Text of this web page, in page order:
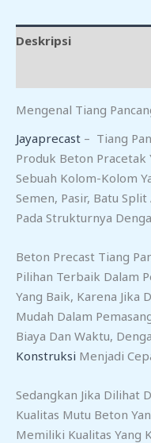
Deskripsi
Mengenal Tiang
Jayaprecast – Tiang
Produk Beton
Sebuah Kolom-Kolom
Semen, Pasir, Batu
Pada Strukturnya
Beton Precast Tiang
Pilihan Terbaik Dalam
Yang Baik, Karena Jika
Mudah Dalam
Biaya Dan Waktu,
Konstruksi Menjadi
Sedangkan Jika Dilihat
Kualitas Mutu Beton
Memiliki Kualitas Yang